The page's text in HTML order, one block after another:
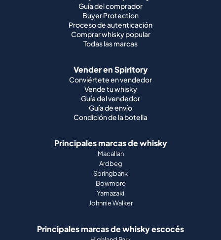
Guía del comprador
Buyer Protection
Proceso de autenticación
Comprar whisky popular
Todas las marcas
Vender en Spiritory
Conviértete en vendedor
Vende tu whisky
Guía del vendedor
Guía de envío
Condición de la botella
Principales marcas de whisky
Macallan
Ardbeg
Springbank
Bowmore
Yamazaki
Johnnie Walker
Principales marcas de whisky escocés